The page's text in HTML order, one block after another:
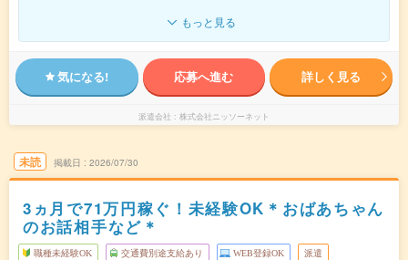
もっと見る
気になる! 応募へ進む 詳しく見る
派遣会社 株式会社ニッソーネット
未読 掲載日 2026/07/30
3ヵ月で71万円稼ぐ！未経験OK＊おばあちゃん
のお話相手など＊
職種未経験OK 交通費別途支給あり WEB登録OK 派遣